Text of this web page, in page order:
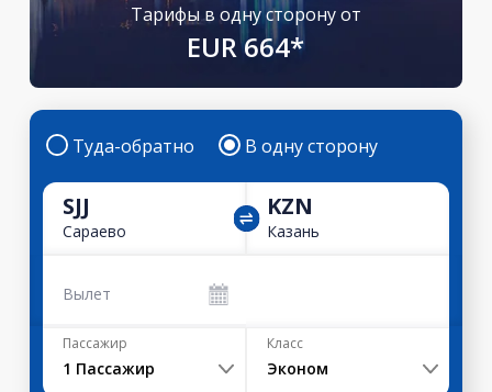
Тарифы в одну сторону от
EUR 664*
Туда-обратно В одну сторону
SJJ
Сараево
KZN
Казань
Вылет
Пассажир
1 Пассажир
Класс
Эконом